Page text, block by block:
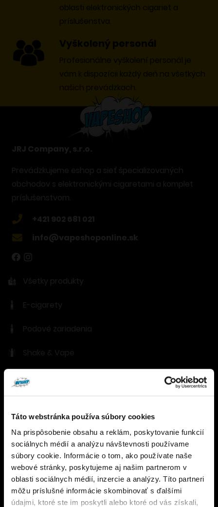
Táto webstránka používa súbory cookies
Na prispôsobenie obsahu a reklám, poskytovanie funkcií
sociálnych médií a analýzu návštevnosti používame
súbory cookie. Informácie o tom, ako používate naše
webové stránky, poskytujeme aj našim partnerom v
oblasti sociálnych médií, inzercie a analýzy. Títo partneri
môžu príslušné informácie skombinovať s ďalšími
údajmi, ktoré ste im poskytli alebo ktoré od vás získali,
oblasti elektronických cigariet a
príslušenstva.
Vyškolený personál
Profesionálne vyškolení personál je
vám k dispozícii každý deň na všetkých
našich prevádzkach.
JRJ Company, s.r.o.
Prevádzkujeme eshop a sieť špecializovaných
obchodov s elektronickými cigaretami a komplet
príslušenstvom.
+421 902 681 021
info@vapeshoponline.sk
Všetky produkty
E-cigarety
Podové zariadenia
Shake & Vape
Náplne
Príslušenstvo
Bázy a nikotín
Vodné fajky
DÔLEŽITÉ ODKAZY
Overenie veku
Musíte mať aspoň18rokov pre vstup.
ÁNO